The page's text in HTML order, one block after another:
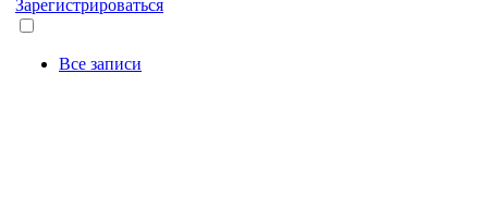
Зарегистрироваться
Все записи